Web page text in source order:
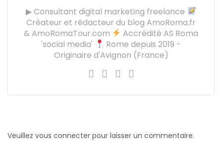
▶ Consultant digital marketing freelance
Créateur et rédacteur du blog AmoRoma.fr
& AmoRomaTour.com
Accrédité AS Roma
'social media'
Rome depuis 2019 -
Originaire d'Avignon (France)
Veuillez vous connecter pour laisser un commentaire.